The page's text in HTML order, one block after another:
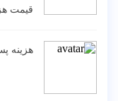
قیمت
هزینه